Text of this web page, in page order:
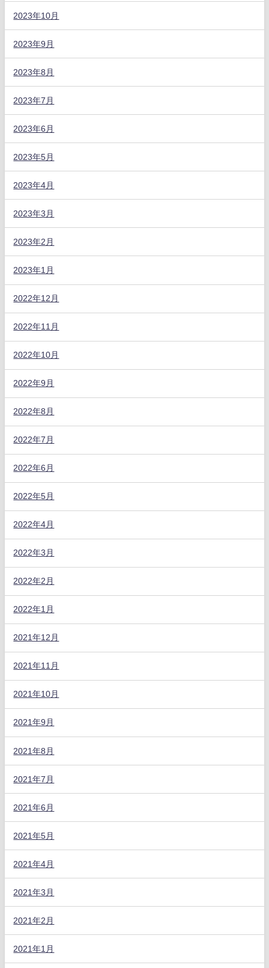
2023年10月
2023年9月
2023年8月
2023年7月
2023年6月
2023年5月
2023年4月
2023年3月
2023年2月
2023年1月
2022年12月
2022年11月
2022年10月
2022年9月
2022年8月
2022年7月
2022年6月
2022年5月
2022年4月
2022年3月
2022年2月
2022年1月
2021年12月
2021年11月
2021年10月
2021年9月
2021年8月
2021年7月
2021年6月
2021年5月
2021年4月
2021年3月
2021年2月
2021年1月